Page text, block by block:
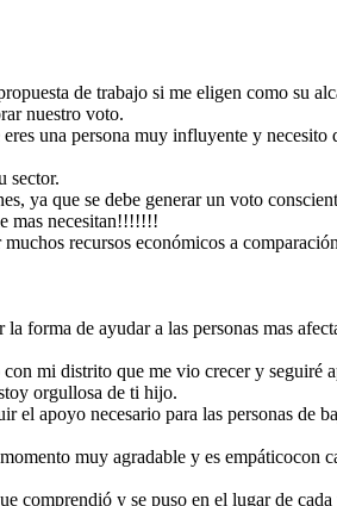
de trabajo si me eligen como su
nuestro voto.
una persona muy influyente y
sector.
ya que se debe generar un voto
necesitan!!!!!!!
recursos económicos a
forma de ayudar a las personas mas
mi distrito que me vio crecer y seguiré
orgullosa de ti hijo.
apoyo necesario para las personas de
muy agradable y es empáticocon
y se puso en el lugar de cada